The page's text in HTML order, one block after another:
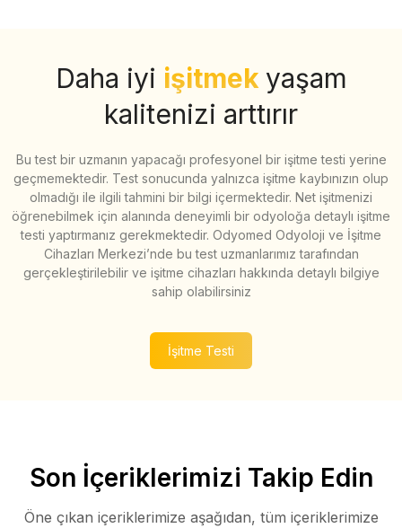
Daha iyi işitmek yaşam
kalitenizi arttırır
Bu test bir uzmanın yapacağı profesyonel bir işitme testi yerine
geçmemektedir. Test sonucunda yalnızca işitme kaybınızın olup
olmadığı ile ilgili tahmini bir bilgi içermektedir. Net işitmenizi
öğrenebilmek için alanında deneyimli bir odyoloğa detaylı işitme
testi yaptırmanız gerekmektedir. Odyomed Odyoloji ve İşitme
Cihazları Merkezi’nde bu test uzmanlarımız tarafından
gerçekleştirilebilir ve işitme cihazları hakkında detaylı bilgiye
sahip olabilirsiniz
İşitme Testi
Son İçeriklerimizi Takip Edin
Öne çıkan içeriklerimize aşağıdan, tüm içeriklerimize